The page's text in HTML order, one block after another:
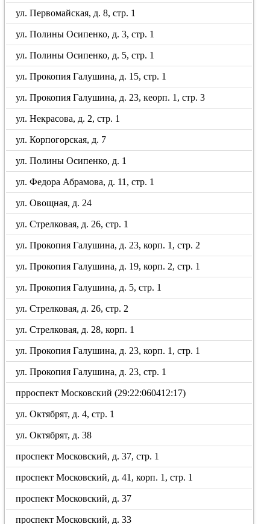
ул. Первомайская, д. 8, стр. 1
ул. Полины Осипенко, д. 3, стр. 1
ул. Полины Осипенко, д. 5, стр. 1
ул. Прокопия Галушина, д. 15, стр. 1
ул. Прокопия Галушина, д. 23, кеорп. 1, стр. 3
ул. Некрасова, д. 2, стр. 1
ул. Корпогорская, д. 7
ул. Полины Осипенко, д. 1
ул. Федора Абрамова, д. 11, стр. 1
ул. Овощная, д. 24
ул. Стрелковая, д. 26, стр. 1
ул. Прокопия Галушина, д. 23, корп. 1, стр. 2
ул. Прокопия Галушина, д. 19, корп. 2, стр. 1
ул. Прокопия Галушина, д. 5, стр. 1
ул. Стрелковая, д. 26, стр. 2
ул. Стрелковая, д. 28, корп. 1
ул. Прокопия Галушина, д. 23, корп. 1, стр. 1
ул. Прокопия Галушина, д. 23, стр. 1
прроспект Московский (29:22:060412:17)
ул. Октябрят, д. 4, стр. 1
ул. Октябрят, д. 38
проспект Московский, д. 37, стр. 1
проспект Московский, д. 41, корп. 1, стр. 1
проспект Московский, д. 37
проспект Московский, д. 33